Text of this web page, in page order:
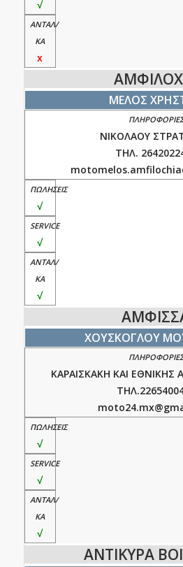
√
x
ΜΕΛΟΣ
ΝΙΚΟΛΑΟΥ
ΤΗΛ.
√
√
√
ΧΟΥΣΚΟΓΛΟΥ
ΚΑΡΑΙΣΚΑΚΗ ΚΑΙ ΕΘΝΙΚΗΣ
√
√
√
ΑΝΤΙΚΥΡΑ